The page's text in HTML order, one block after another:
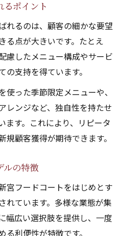
ポイント
れるのは、顧客の細かな要望
る点が大きいです。たとえ
慮したメニュー構成やサービ
支持を得ています。
使った季節限定メニューや、
レンジなど、独自性を持たせ
ます。これにより、リピータ
顧客獲得が期待できます。
ルの特徴
宮フードコートをはじめとす
れています。多様な業態が集
幅広い選択肢を提供し、一度
利便性が特徴です。